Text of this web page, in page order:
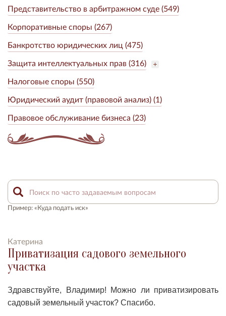
Представительство в арбитражном суде (549)
Корпоративные споры (267)
Банкротство юридических лиц (475)
Защита интеллектуальных прав (316)
Налоговые споры (550)
Юридический аудит (правовой анализ) (1)
Правовое обслуживание бизнеса (23)
Пример: «Куда подать иск»
Катерина
Приватизация садового земельного
участка
Здравствуйте, Владимир! Можно ли приватизировать
садовый земельный участок? Спасибо.